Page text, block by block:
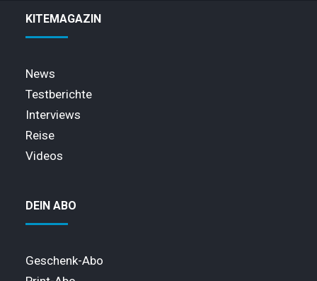
KITEMAGAZIN
News
Testberichte
Interviews
Reise
Videos
DEIN ABO
Geschenk-Abo